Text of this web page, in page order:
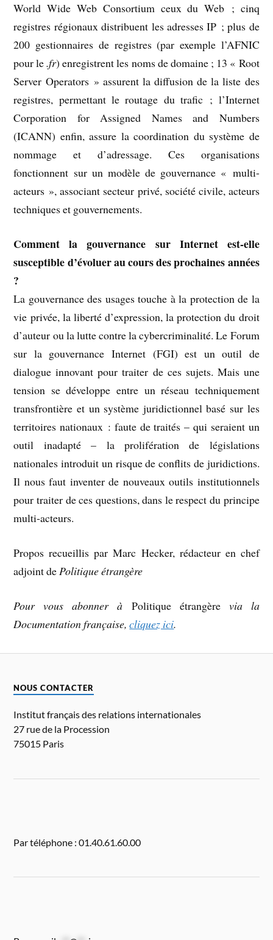
World Wide Web Consortium ceux du Web ; cinq
registres régionaux distribuent les adresses IP ; plus de
200 gestionnaires de registres (par exemple l’AFNIC
pour le.fr) enregistrent les noms de domaine ; 13 « Root
Server Operators » assurent la diffusion de la liste des
registres, permettant le routage du trafic ; l’Internet
Corporation for Assigned Names and Numbers
(ICANN) enfin, assure la coordination du système de
nommage et d’adressage. Ces organisations
fonctionnent sur un modèle de gouvernance « multi-
acteurs », associant secteur privé, société civile, acteurs
techniques et gouvernements.
Comment la gouvernance sur Internet est-elle
susceptible d’évoluer au cours des prochaines années
?
La gouvernance des usages touche à la protection de la
vie privée, la liberté d’expression, la protection du droit
d’auteur ou la lutte contre la cybercriminalité. Le Forum
sur la gouvernance Internet (FGI) est un outil de
dialogue innovant pour traiter de ces sujets. Mais une
tension se développe entre un réseau techniquement
transfrontière et un système juridictionnel basé sur les
territoires nationaux : faute de traités – qui seraient un
outil inadapté – la prolifération de législations
nationales introduit un risque de conflits de juridictions.
Il nous faut inventer de nouveaux outils institutionnels
pour traiter de ces questions, dans le respect du principe
multi-acteurs.
Propos recueillis par Marc Hecker, rédacteur en chef
adjoint dePolitique étrangère
Pour vous abonner à Politique étrangèrevia la
Documentation française,cliquez ici.
NOUS CONTACTER
Institut français des relations internationales
27 rue de la Procession
75015 Paris
Par téléphone : 01.40.61.60.00